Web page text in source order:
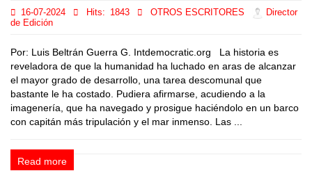
16-07-2024 Hits: 1843 OTROS ESCRITORES
Director
de Edición
Por: Luis Beltrán Guerra G. Intdemocratic.org La historia es
reveladora de que la humanidad ha luchado en aras de alcanzar
el mayor grado de desarrollo, una tarea descomunal que
bastante le ha costado. Pudiera afirmarse, acudiendo a la
imagenería, que ha navegado y prosigue haciéndolo en un barco
con capitán más tripulación y el mar inmenso. Las ...
Read more